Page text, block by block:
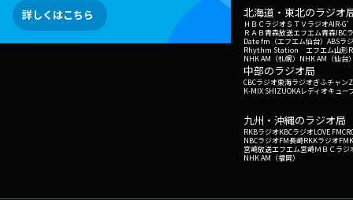
詳しくはこちら
北海道・東北のラジオ
ＨＢＣラジオＳＴＶラジオAIR-G'
ＲＡＢ青森放送エフエム青森IBC
Date fm（エフエム仙台） ABSラ
Rhythm Station エフエム山形
NHK AM（札幌） NHK AM（仙台
中部のラジオ局
CBCラジオ東海ラジオぎふチャン
K-MIX SHIZUOKAレディオキュー
九州・沖縄のラジオ局
RKBラジオKBCラジオLOVE FM
NBCラジオFM長崎RKKラジオ
宮崎放送エフエム宮崎ＭＢＣラジ
NHK AM（福岡）